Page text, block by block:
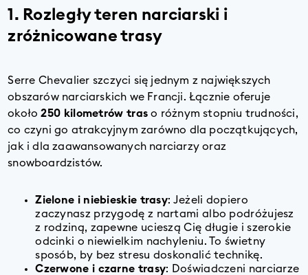
1. Rozległy teren narciarski i
zróżnicowane trasy
Serre Chevalier szczyci się jednym z największych
obszarów narciarskich we Francji. Łącznie oferuje
około250 kilometrów tras o różnym stopniu trudności,
co czyni go atrakcyjnym zarówno dla początkujących,
jak i dla zaawansowanych narciarzy oraz
snowboardzistów.
Zielone i niebieskie trasy: Jeżeli dopiero
zaczynasz przygodę z nartami albo podróżujesz
z rodziną, zapewne ucieszą Cię długie i szerokie
odcinki o niewielkim nachyleniu. To świetny
sposób, by bez stresu doskonalić technikę.
Czerwone i czarne trasy: Doświadczeni narciarze